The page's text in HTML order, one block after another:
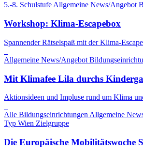
5.-8. SchulstufeAllgemeine News/Angebot
Workshop: Klima-Escapebox
Spannender Rätselspaß mit der Klima-
Allgemeine News/Angebot
Mit Klimafee Lila durchs
Aktionsideen und Impluse rund um Klima
Alle Bildungseinrichtungen Allgemeine
Typ Wien Zielgruppe
Die Europäische Mobilitätswoche